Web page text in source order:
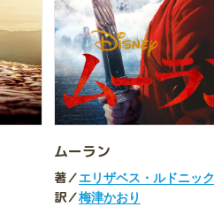
ムーラン
著／エリザベス・ルドニック
訳／梅津かおり